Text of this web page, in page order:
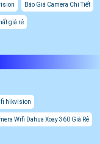
Báo Giá Camera Chi Tiết
giá rẻ
hikvision
Wifi Dahua Xoay 360 Giá Rẻ